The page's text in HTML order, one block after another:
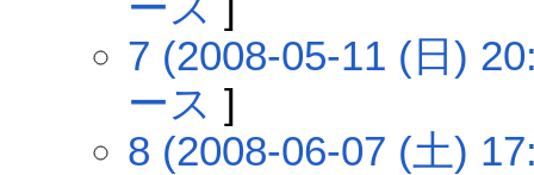
7 (2008-05-11 (日)
ース ]
8 (2008-06-07 (土)